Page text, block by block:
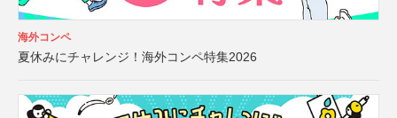
海外コンペ
夏休みにチャレンジ！海外コンペ特集2026